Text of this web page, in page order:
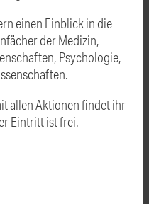
einen Einblick in die
der Medizin,
Psychologie,
allen Aktionen findet ihr
Eintritt ist frei.